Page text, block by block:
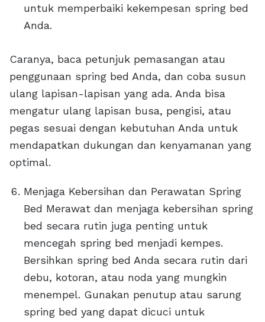
untuk memperbaiki kekempesan spring bed
Anda.
Caranya, baca petunjuk pemasangan atau
penggunaan spring bed Anda, dan coba susun
ulang lapisan-lapisan yang ada. Anda bisa
mengatur ulang lapisan busa, pengisi, atau
pegas sesuai dengan kebutuhan Anda untuk
mendapatkan dukungan dan kenyamanan yang
optimal.
Menjaga Kebersihan dan Perawatan Spring
Bed Merawat dan menjaga kebersihan spring
bed secara rutin juga penting untuk
mencegah spring bed menjadi kempes.
Bersihkan spring bed Anda secara rutin dari
debu, kotoran, atau noda yang mungkin
menempel. Gunakan penutup atau sarung
spring bed yang dapat dicuci untuk